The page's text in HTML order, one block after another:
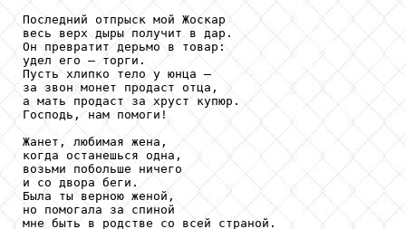
Последний отпрыск мой Жоскар
весь верх дыры получит в дар.
Он превратит дерьмо в товар:
удел его — торги.
Пусть хлипко тело у юнца —
за звон монет продаст отца,
а мать продаст за хруст купюр.
Господь, нам помоги!
Жанет, любимая жена,
когда останешься одна,
возьми побольше ничего
и со двора беги.
Была ты верною женой,
но помогала за спиной
мне быть в родстве со всей страной.